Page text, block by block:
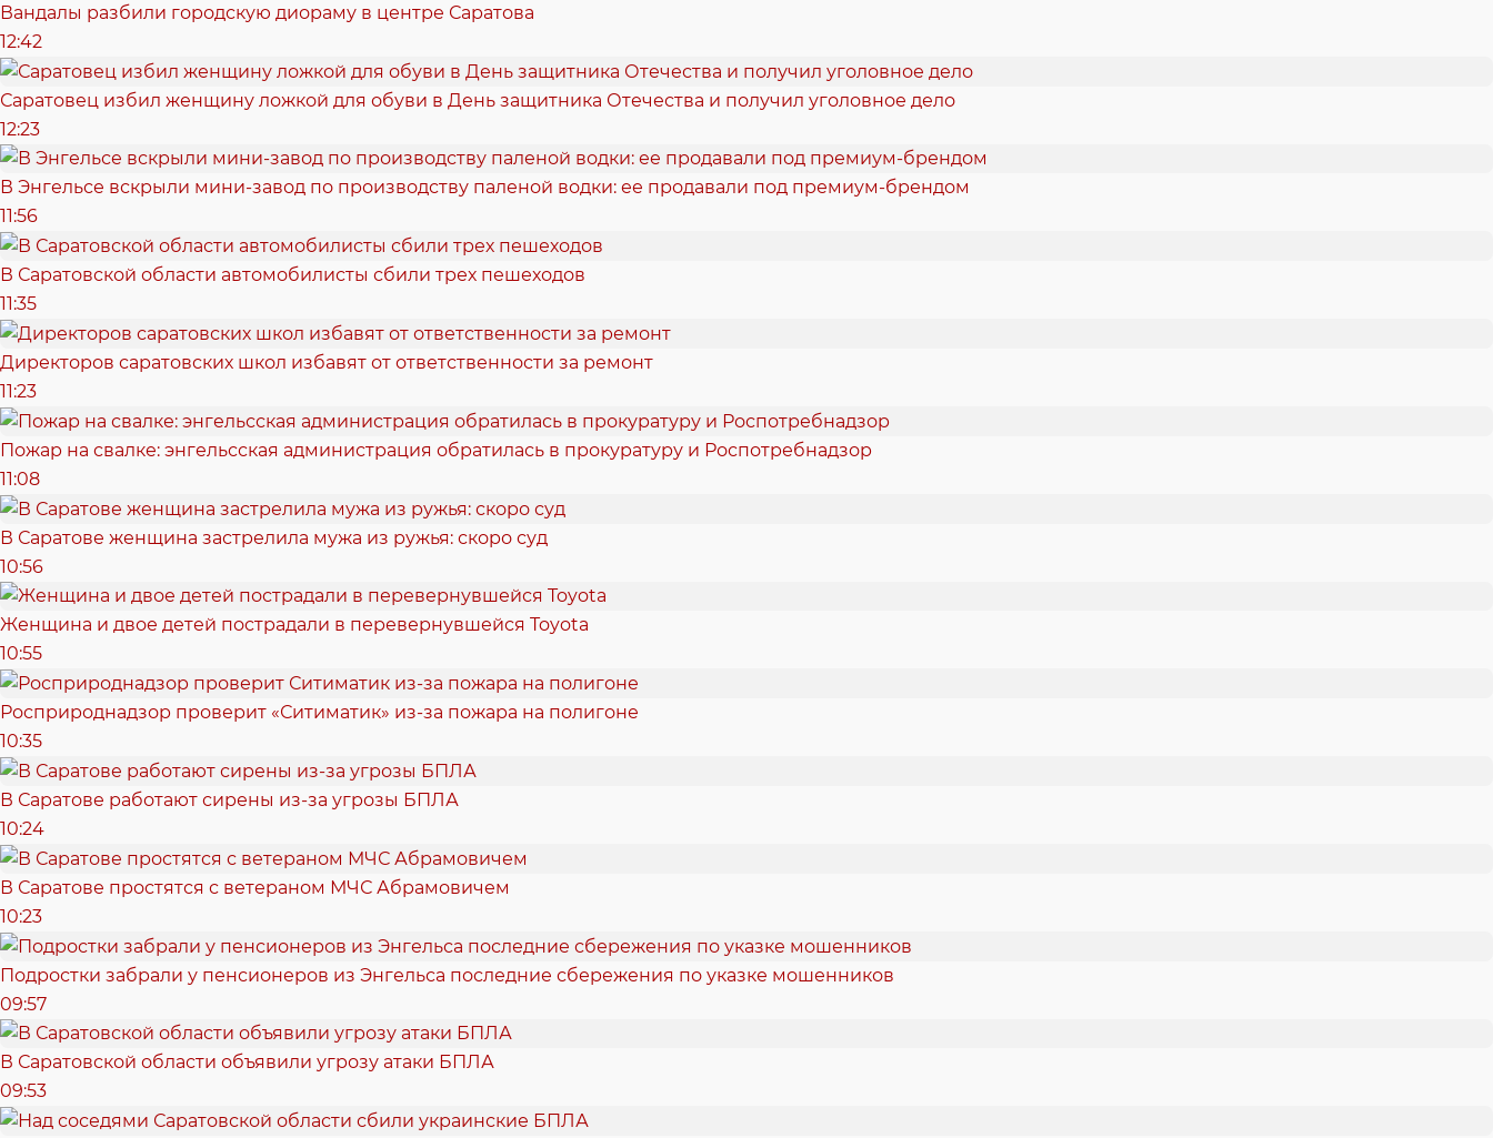
Вандалы разбили городскую диораму в центре Саратова
12:42
Саратовец избил женщину ложкой для обуви в День защитника Отечества и получил уголовное дело
12:23
В Энгельсе вскрыли мини-завод по производству паленой водки: ее продавали под премиум-брендом
11:56
В Саратовской области автомобилисты сбили трех пешеходов
11:35
Директоров саратовских школ избавят от ответственности за ремонт
11:23
Пожар на свалке: энгельсская администрация обратилась в прокуратуру и Роспотребнадзор
11:08
В Саратове женщина застрелила мужа из ружья: скоро суд
10:56
Женщина и двое детей пострадали в перевернувшейся Toyota
10:55
Росприроднадзор проверит «Ситиматик» из-за пожара на полигоне
10:35
В Саратове работают сирены из-за угрозы БПЛА
10:24
В Саратове простятся с ветераном МЧС Абрамовичем
10:23
Подростки забрали у пенсионеров из Энгельса последние сбережения по указке мошенников
09:57
В Саратовской области объявили угрозу атаки БПЛА
09:53